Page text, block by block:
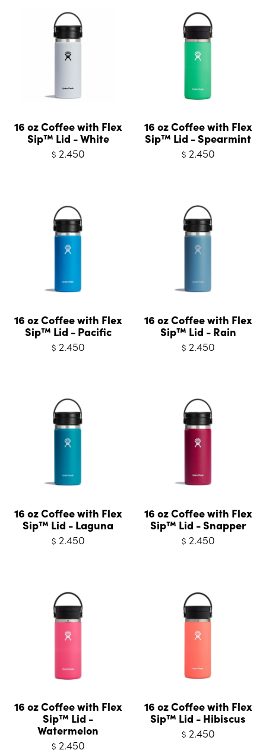
16 oz Coffee with Flex
Sip™ Lid - White
$ 2.450
16 oz Coffee with Flex
Sip™ Lid - Spearmint
$ 2.450
16 oz Coffee with Flex
Sip™ Lid - Pacific
$ 2.450
16 oz Coffee with Flex
Sip™ Lid - Rain
$ 2.450
16 oz Coffee with Flex
Sip™ Lid - Laguna
$ 2.450
16 oz Coffee with Flex
Sip™ Lid - Snapper
$ 2.450
16 oz Coffee with Flex
Sip™ Lid -
Watermelon
$ 2.450
16 oz Coffee with Flex
Sip™ Lid - Hibiscus
$ 2.450